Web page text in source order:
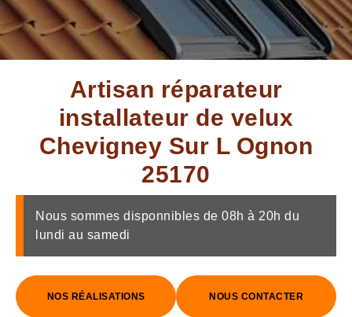
Artisan réparateur
installateur de velux
Chevigney Sur L Ognon
25170
Nous sommes disponnibles de 08h à 20h du
lundi au samedi
NOS RÉALISATIONS NOUS CONTACTER